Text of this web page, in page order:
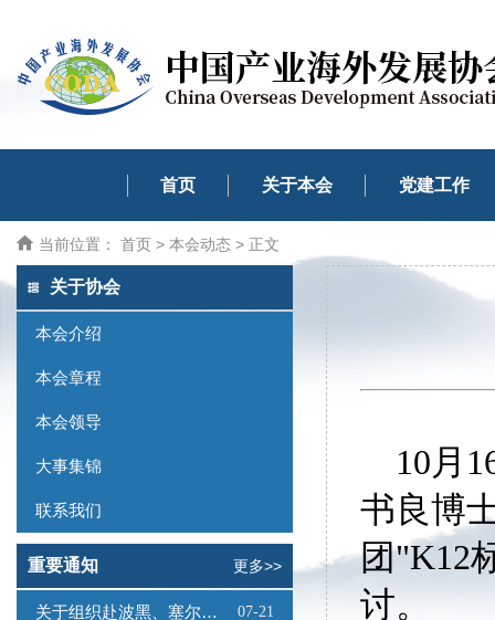
首页 关于本会 党建工作
当前位置： 首页 > 本会动态 > 正文
关于协会
本会介绍
本会章程
本会领导
大事集锦
联系我们
重要通知 更多>>
关于组织赴波黑、塞尔维亚商务考察的函 07-21
10月
书良博
团"K12
讨。